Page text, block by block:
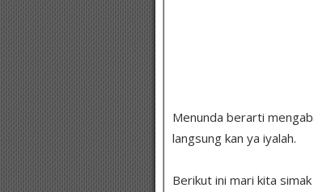
Menunda berarti
langsung kan ya iyalah.
Berikut ini mari kita